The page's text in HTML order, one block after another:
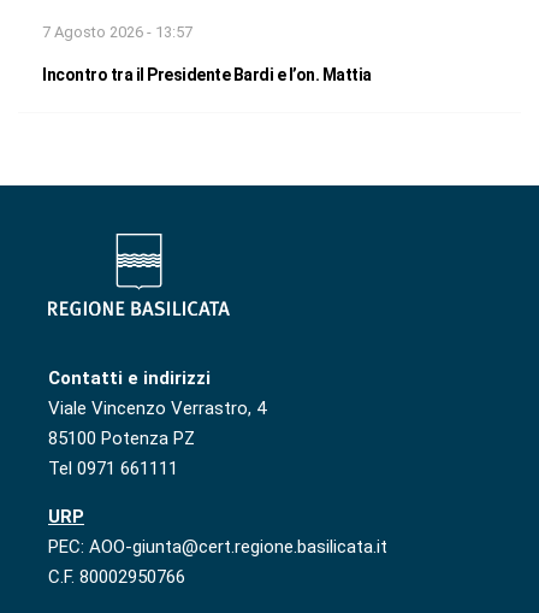
7 Agosto 2026 - 13:57
Incontro tra il Presidente Bardi e l’on. Mattia
Contatti e indirizzi
Viale Vincenzo Verrastro, 4
85100 Potenza PZ
Tel 0971 661111
URP
PEC: AOO-giunta@cert.regione.basilicata.it
C.F. 80002950766